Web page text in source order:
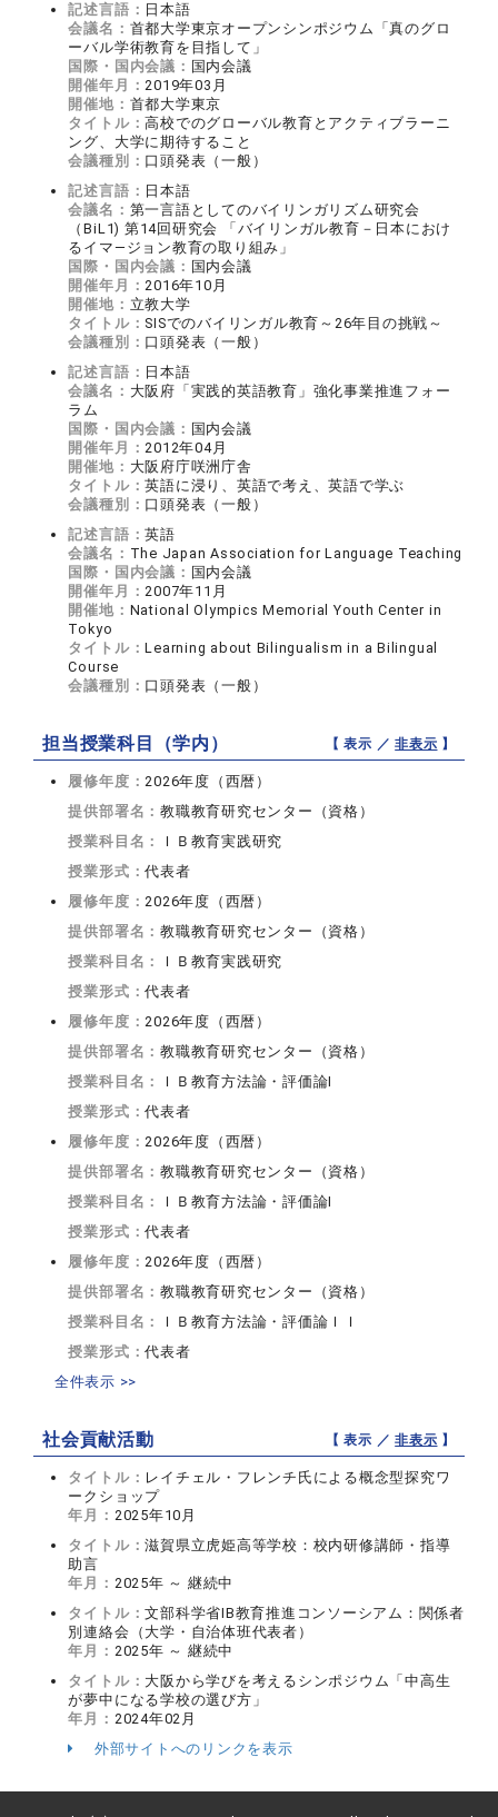
記述言語： 日本語
会議名： 首都大学東京オープンシンポジウム「真のグロ
ーバル学術教育を目指して」
国際・国内会議： 国内会議
開催年月：2019年03月
開催地： 首都大学東京
タイトル：高校でのグローバル教育とアクティブラーニ
ング、大学に期待すること
会議種別： 口頭発表（一般）
記述言語： 日本語
会議名： 第一言語としてのバイリンガリズム研究会
（BiL1) 第14回研究会 「バイリンガル教育－日本におけ
るイマ―ジョン教育の取り組み」
国際・国内会議： 国内会議
開催年月：2016年10月
開催地： 立教大学
タイトル： SISでのバイリンガル教育～26年目の挑戦～
会議種別： 口頭発表（一般）
記述言語： 日本語
会議名： 大阪府「実践的英語教育」強化事業推進フォー
ラム
国際・国内会議： 国内会議
開催年月：2012年04月
開催地： 大阪府庁咲洲庁舎
タイトル：英語に浸り、英語で考え、英語で学ぶ
会議種別： 口頭発表（一般）
記述言語：英語
会議名： The Japan Association for Language Teaching
国際・国内会議： 国内会議
開催年月：2007年11月
開催地： National Olympics Memorial Youth Center in
Tokyo
タイトル：Learning about Bilingualism in a Bilingual
Course
会議種別： 口頭発表（一般）
担当授業科目（学内） 【 表示 ／非表示 】
履修年度：2026年度（西暦）
提供部署名：教職教育研究センター（資格）
授業科目名：
ＩＢ教育実践研究
授業形式：代表者
履修年度：2026年度（西暦）
提供部署名：教職教育研究センター（資格）
授業科目名：
ＩＢ教育実践研究
授業形式：代表者
履修年度：2026年度（西暦）
提供部署名：教職教育研究センター（資格）
授業科目名：
ＩＢ教育方法論・評価論I
授業形式：代表者
履修年度：2026年度（西暦）
提供部署名：教職教育研究センター（資格）
授業科目名：
ＩＢ教育方法論・評価論I
授業形式：代表者
履修年度：2026年度（西暦）
提供部署名：教職教育研究センター（資格）
授業科目名：
ＩＢ教育方法論・評価論ＩＩ
授業形式：代表者
全件表示 >>
社会貢献活動 【 表示 ／非表示 】
タイトル： レイチェル・フレンチ氏による概念型探究ワ
ークショップ
年月： 2025年10月
タイトル：滋賀県立虎姫高等学校：校内研修講師・指導
助言
年月： 2025年 ～ 継続中
タイトル：文部科学省IB教育推進コンソーシアム：関係者
別連絡会（大学・自治体班代表者）
年月： 2025年 ～ 継続中
タイトル： 大阪から学びを考えるシンポジウム「中高生
が夢中になる学校の選び方」
年月： 2024年02月
外部サイトへのリンクを表示